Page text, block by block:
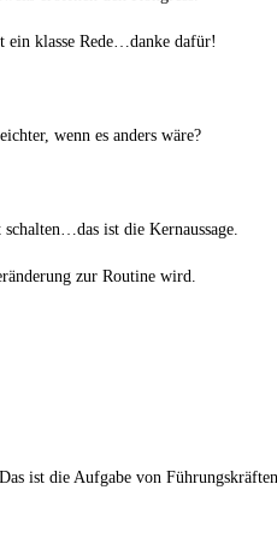
ein klasse Rede…danke dafür!
wenn es anders wäre?
ist die Kernaussage.
zur Routine wird.
ist die Aufgabe von